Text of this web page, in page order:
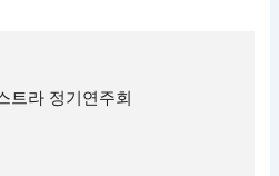
트라 정기연주회